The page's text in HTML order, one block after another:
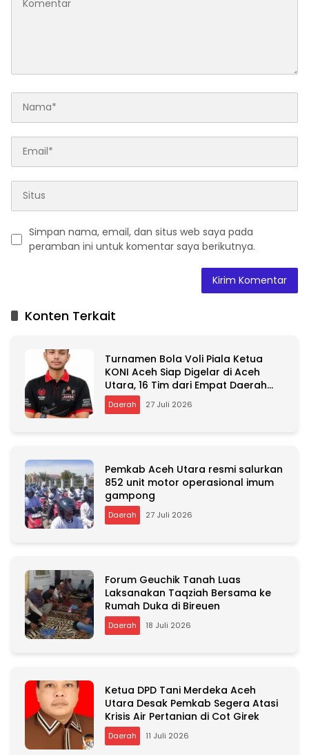
Simpan nama, email, dan situs web saya pada
peramban ini untuk komentar saya berikutnya.
e Konten Terkait
Turnamen Bola Voli Piala Ketua
KONI Aceh Siap Digelar di Aceh
Utara, 16 Tim dari Empat Daerah
Ambil Bagian
Daerah 27 Juli 2026
Pemkab Aceh Utara resmi salurkan
852 unit motor operasional imum
gampong
Daerah 27 Juli 2026
Forum Geuchik Tanah Luas
Laksanakan Taqziah Bersama ke
Rumah Duka di Bireuen
Daerah 18 Juli 2026
Ketua DPD Tani Merdeka Aceh
Utara Desak Pemkab Segera Atasi
Krisis Air Pertanian di Cot Girek
Daerah 11 Juli 2026